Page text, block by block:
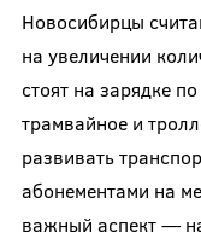
Новосибирцы
на увеличении
стоят на зарядке
трамвайное и
развивать
абонементами на
важный аспект —